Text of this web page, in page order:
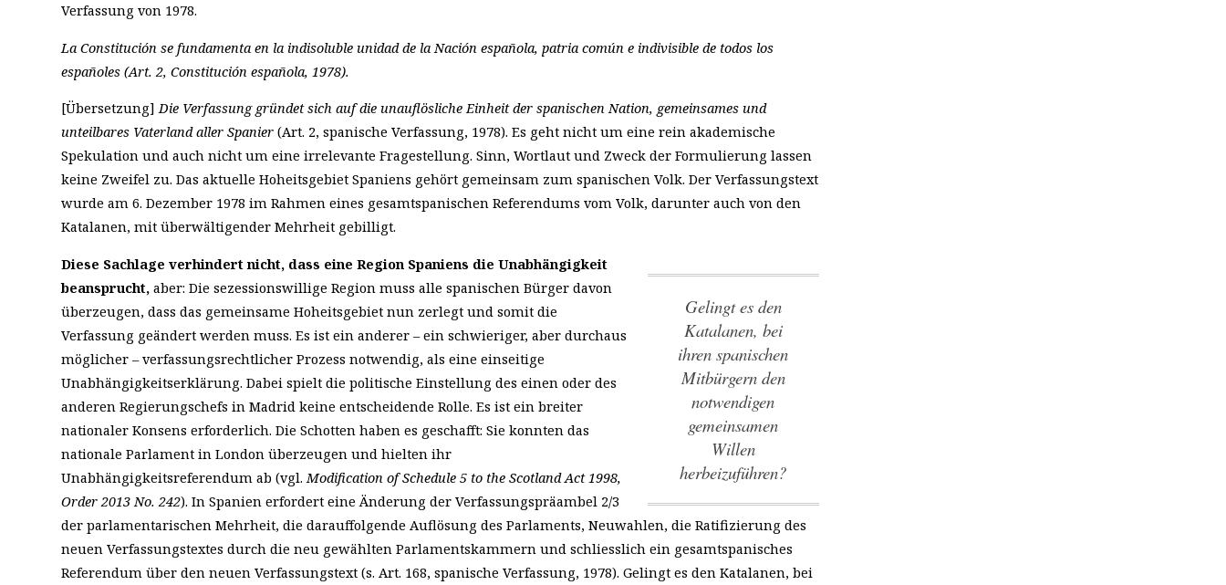
Verfassung von 1978.
La Constitución se fundamenta en la indisoluble unidad de la Nación española, patria común e indivisible de todos los
españoles (Art. 2, Constitución española, 1978).
[Übersetzung]Die Verfassung gründet sich auf die unauflösliche Einheit der spanischen Nation, gemeinsames und
unteilbares Vaterland aller Spanier (Art. 2, spanische Verfassung, 1978). Es geht nicht um eine rein akademische
Spekulation und auch nicht um eine irrelevante Fragestellung. Sinn, Wortlaut und Zweck der Formulierung lassen
keine Zweifel zu. Das aktuelle Hoheitsgebiet Spaniens gehört gemeinsam zum spanischen Volk. Der Verfassungstext
wurde am 6. Dezember 1978 im Rahmen eines gesamtspanischen Referendums vom Volk, darunter auch von den
Katalanen, mit überwältigender Mehrheit gebilligt.
Gelingt es den
Katalanen, bei
ihren spanischen
Mitbürgern den
notwendigen
gemeinsamen
Willen
herbeizuführen?
Diese Sachlage verhindert nicht, dass eine Region Spaniens die Unabhängigkeit
beansprucht, aber: Die sezessionswillige Region muss alle spanischen Bürger davon
überzeugen, dass das gemeinsame Hoheitsgebiet nun zerlegt und somit die
Verfassung geändert werden muss. Es ist ein anderer – ein schwieriger, aber durchaus
möglicher – verfassungsrechtlicher Prozess notwendig, als eine einseitige
Unabhängigkeitserklärung. Dabei spielt die politische Einstellung des einen oder des
anderen Regierungschefs in Madrid keine entscheidende Rolle. Es ist ein breiter
nationaler Konsens erforderlich. Die Schotten haben es geschafft: Sie konnten das
nationale Parlament in London überzeugen und hielten ihr
Unabhängigkeitsreferendum ab (vgl. Modification of Schedule 5 to the Scotland Act 1998,
Order 2013 No. 242). In Spanien erfordert eine Änderung der Verfassungspräambel 2/3
der parlamentarischen Mehrheit, die darauffolgende Auflösung des Parlaments, Neuwahlen, die Ratifizierung des
neuen Verfassungstextes durch die neu gewählten Parlamentskammern und schliesslich ein gesamtspanisches
Referendum über den neuen Verfassungstext (s. Art. 168, spanische Verfassung, 1978). Gelingt es den Katalanen, bei